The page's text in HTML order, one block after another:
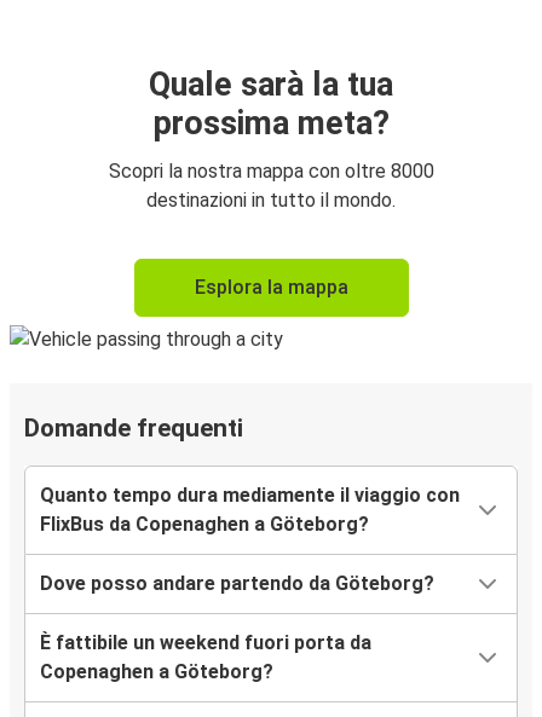
Quale sarà la tua
prossima meta?
Scopri la nostra mappa con oltre 8000
destinazioni in tutto il mondo.
Esplora la mappa
Domande frequenti
Quanto tempo dura mediamente il viaggio con
FlixBus da Copenaghen a Göteborg?
Dove posso andare partendo da Göteborg?
È fattibile un weekend fuori porta da
Copenaghen a Göteborg?